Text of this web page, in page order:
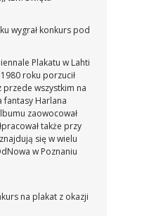
wygrał konkurs pod
Plakatu w Lahti
roku porzucił
przede wszystkim na
fantasy Harlana
zaowocował
także przy
się w wielu
w Poznaniu
na plakat z okazji